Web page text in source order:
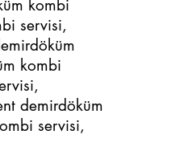
kombi
servisi,
kombi
demirdöküm
servisi,